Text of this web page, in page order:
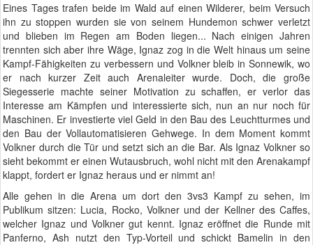
Eines Tages trafen beide im Wald auf einen Wilderer, beim Versuch
ihn zu stoppen wurden sie von seinem Hundemon schwer verletzt
und blieben im Regen am Boden liegen... Nach einigen Jahren
trennten sich aber ihre Wäge, Ignaz zog in die Welt hinaus um seine
Kampf-Fähigkeiten zu verbessern und Volkner bleib in Sonnewik, wo
er nach kurzer Zeit auch Arenaleiter wurde. Doch, die große
Siegesserie machte seiner Motivation zu schaffen, er verlor das
Interesse am Kämpfen und interessierte sich, nun an nur noch für
Maschinen. Er investierte viel Geld in den Bau des Leuchtturmes und
den Bau der Vollautomatisieren Gehwege. In dem Moment kommt
Volkner durch die Tür und setzt sich an die Bar. Als Ignaz Volkner so
sieht bekommt er einen Wutausbruch, wohl nicht mit den Arenakampf
klappt, fordert er Ignaz heraus und er nimmt an!
Alle gehen in die Arena um dort den 3vs3 Kampf zu sehen, im
Publikum sitzen: Lucia, Rocko, Volkner und der Kellner des Caffes,
welcher Ignaz und Volkner gut kennt. Ignaz eröffnet die Runde mit
Panferno, Ash nutzt den Typ-Vorteil und schickt Bamelin in den